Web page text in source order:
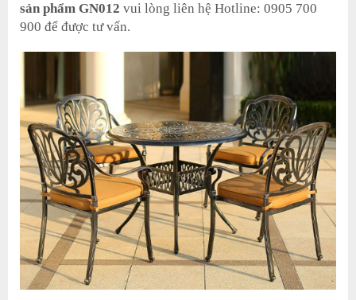
sản phẩm GN012 vui lòng liên hệ Hotline: 0905 700
900 để được tư vấn.